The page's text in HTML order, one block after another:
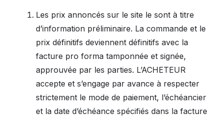
Les prix annoncés sur le site le sont à titre
d’information préliminaire. La commande et le
prix définitifs deviennent définitifs avec la
facture pro forma tamponnée et signée,
approuvée par les parties. L’ACHETEUR
accepte et s’engage par avance à respecter
strictement le mode de paiement, l’échéancier
et la date d’échéance spécifiés dans la facture